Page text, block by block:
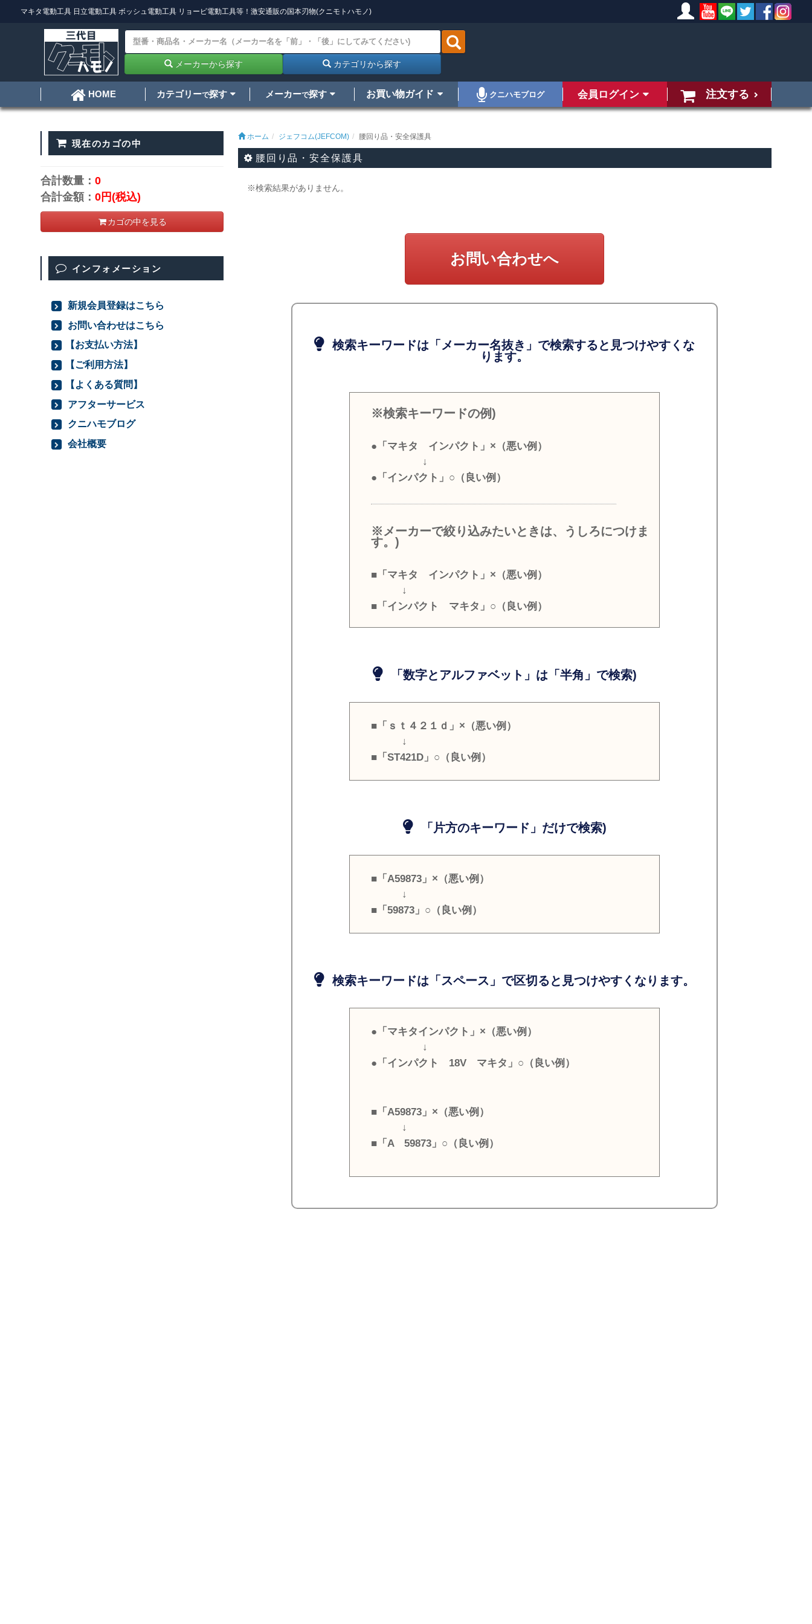
マキタ電動工具 日立電動工具 ボッシュ電動工具 リョービ電動工具等！激安通販の国本刃物(クニモトハモノ)
メーカーから探す カテゴリから探す
HOME カテゴリーで探す メーカーで探す お買い物ガイド クニハモブログ 会員ログイン 注文する
ホーム ジェフコム(JEFCOM) 腰回り品・安全保護具
腰回り品・安全保護具
※検索結果がありません。
お問い合わせへ
検索キーワードは「メーカー名抜き」で検索すると見つけやすくな
ります。
※検索キーワードの例)
●「マキタ インパクト」×（悪い例）
↓
●「インパクト」○（良い例）
※メーカーで絞り込みたいときは、うしろにつけま
す。)
■「マキタ インパクト」×（悪い例）
↓
■「インパクト マキタ」○（良い例）
「数字とアルファベット」は「半角」で検索)
■「ｓｔ４２１ｄ」×（悪い例）
↓
■「ST421D」○（良い例）
「片方のキーワード」だけで検索)
■「A59873」×（悪い例）
↓
■「59873」○（良い例）
検索キーワードは「スペース」で区切ると見つけやすくなります。
●「マキタインパクト」×（悪い例）
↓
●「インパクト 18V マキタ」○（良い例）
■「A59873」×（悪い例）
↓
■「A 59873」○（良い例）
現在のカゴの中
合計数量：0
合計金額：0円(税込)
カゴの中を見る
インフォメーション
新規会員登録はこちら
お問い合わせはこちら
【お支払い方法】
【ご利用方法】
【よくある質問】
アフターサービス
クニハモブログ
会社概要